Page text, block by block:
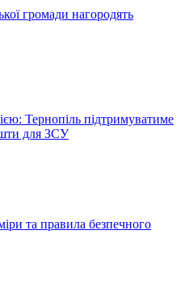
громади нагородять
Тернопіль підтримуватиме
для ЗСУ
та правила безпечного